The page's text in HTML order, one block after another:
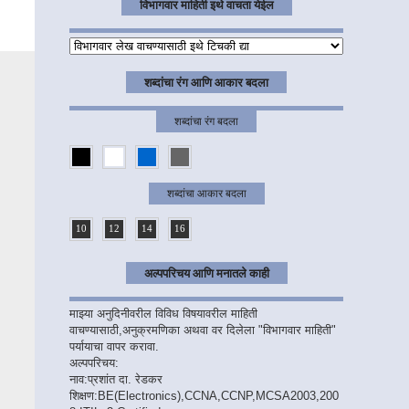
विभागवार माहिती इथे वाचता येईल
शब्दांचा रंग आणि आकार बदला
शब्दांचा रंग बदला
शब्दांचा आकार बदला
10 12 14 16
अल्पपरिचय आणि मनातले काही
माझ्या अनुदिनीवरील विविध विषयावरील माहिती
वाचण्यासाठी,अनुक्रमणिका अथवा वर दिलेला "विभागवार माहिती"
पर्यायाचा वापर करावा.
अल्पपरिचय:
नाव:प्रशांत दा. रेडकर
शिक्षण:BE(Electronics),CCNA,CCNP,MCSA2003,200